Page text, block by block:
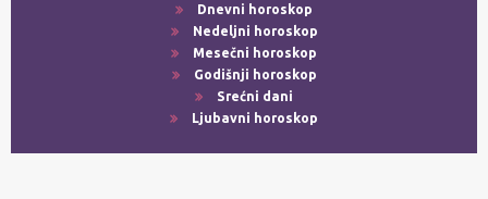
Dnevni horoskop
Nedeljni horoskop
Mesečni horoskop
Godišnji horoskop
Srećni dani
Ljubavni horoskop